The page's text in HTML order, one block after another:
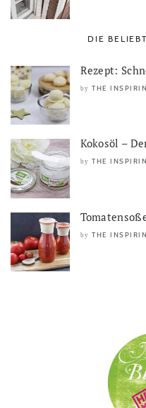
DIE
Rezept:
by THE
Kokosöl –
by THE
by THE